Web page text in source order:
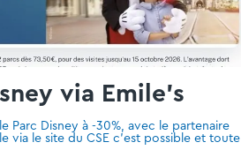
via Emile's
Parc Disney à -30%, avec le partenaire
via le site du CSE c'est possible et toute